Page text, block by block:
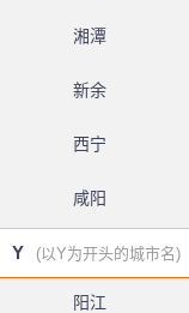
湘潭
新余
西宁
咸阳
Y (以Y为开头的城市名)
阳江